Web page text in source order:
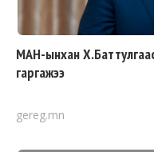
МАН-ынхан
гаргажээ
gereg.mn